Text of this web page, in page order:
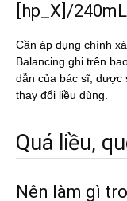
[hp_X]/240mL
Cần áp dụng chính
Balancing ghi trên
dẫn của bác sĩ, dược
thay đổi liều dùng.
Quá liều,
Nên làm gì